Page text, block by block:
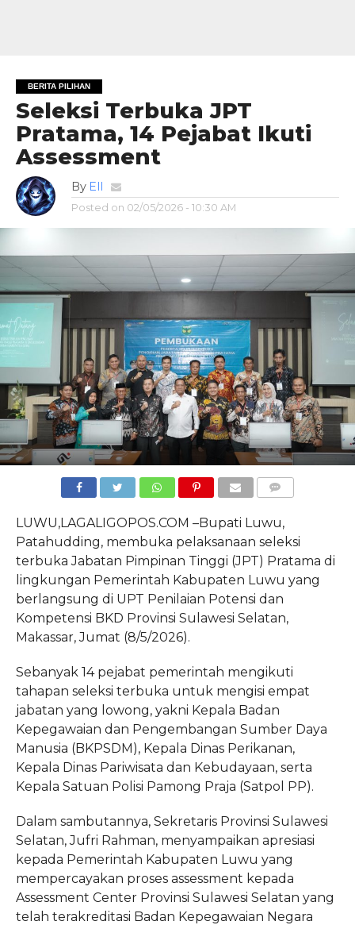
BERITA PILIHAN
Seleksi Terbuka JPT
Pratama, 14 Pejabat Ikuti
Assessment
By Ell
Posted on 02/05/2026 - 10:30 AM
LUWU,LAGALIGOPOS.COM –Bupati Luwu,
Patahudding, membuka pelaksanaan seleksi
terbuka Jabatan Pimpinan Tinggi (JPT) Pratama di
lingkungan Pemerintah Kabupaten Luwu yang
berlangsung di UPT Penilaian Potensi dan
Kompetensi BKD Provinsi Sulawesi Selatan,
Makassar, Jumat (8/5/2026).
Sebanyak 14 pejabat pemerintah mengikuti
tahapan seleksi terbuka untuk mengisi empat
jabatan yang lowong, yakni Kepala Badan
Kepegawaian dan Pengembangan Sumber Daya
Manusia (BKPSDM), Kepala Dinas Perikanan,
Kepala Dinas Pariwisata dan Kebudayaan, serta
Kepala Satuan Polisi Pamong Praja (Satpol PP).
Dalam sambutannya, Sekretaris Provinsi Sulawesi
Selatan, Jufri Rahman, menyampaikan apresiasi
kepada Pemerintah Kabupaten Luwu yang
mempercayakan proses assessment kepada
Assessment Center Provinsi Sulawesi Selatan yang
telah terakreditasi Badan Kepegawaian Negara